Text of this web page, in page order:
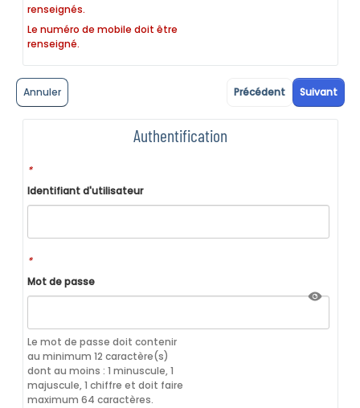
renseignés.
Le numéro de mobile doit être
renseigné.
Annuler Suivant
Précédent
Authentification
*
Identifiant d'utilisateur
*
Mot de passe
Le mot de passe doit contenir
au minimum 12 caractère(s)
dont au moins : 1 minuscule, 1
majuscule, 1 chiffre et doit faire
maximum 64 caractères.